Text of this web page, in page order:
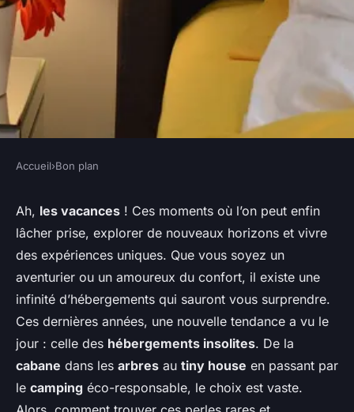
BON PLAN
Comment trouver des
hébergements insolites et
économiques autour du
monde ?
Emma•12 février 2024•3 min de lecture
Accueil›Bon plan
Ah, les vacances ! Ces moments où l’on peut enfin
lâcher prise, explorer de nouveaux horizons et vivre
des expériences uniques. Que vous soyez un
aventurier ou un amoureux du confort, il existe une
infinité d’hébergements qui sauront vous surprendre.
Ces dernières années, une nouvelle tendance a vu le
jour : celle des hébergements insolites. De la
cabane dans les arbres au tiny house en passant par
le camping éco-responsable, le choix est vaste.